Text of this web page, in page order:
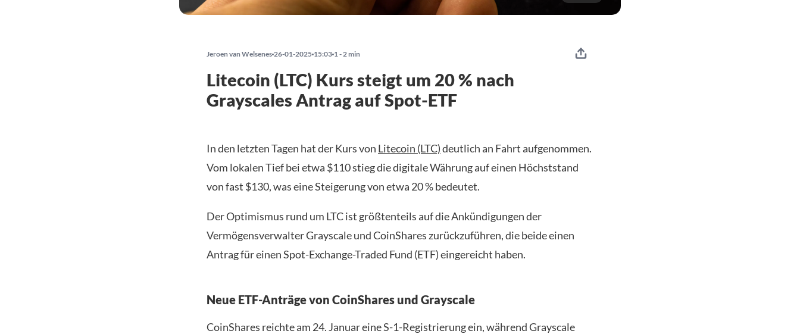
Jeroen van Welsenes 26-01-2025 15:03 1 - 2 min
Litecoin (LTC) Kurs steigt um 20 % nach
Grayscales Antrag auf Spot-ETF
In den letzten Tagen hat der Kurs von Litecoin (LTC)deutlich an Fahrt aufgenommen.
Vom lokalen Tief bei etwa $110 stieg die digitale Währung auf einen Höchststand
von fast $130, was eine Steigerung von etwa 20 % bedeutet.
Der Optimismus rund um LTC ist größtenteils auf die Ankündigungen der
Vermögensverwalter Grayscale und CoinShares zurückzuführen, die beide einen
Antrag für einen Spot-Exchange-Traded Fund (ETF) eingereicht haben.
Neue ETF-Anträge von CoinShares und Grayscale
CoinShares reichte am 24. Januar eine S-1-Registrierung ein, während Grayscale